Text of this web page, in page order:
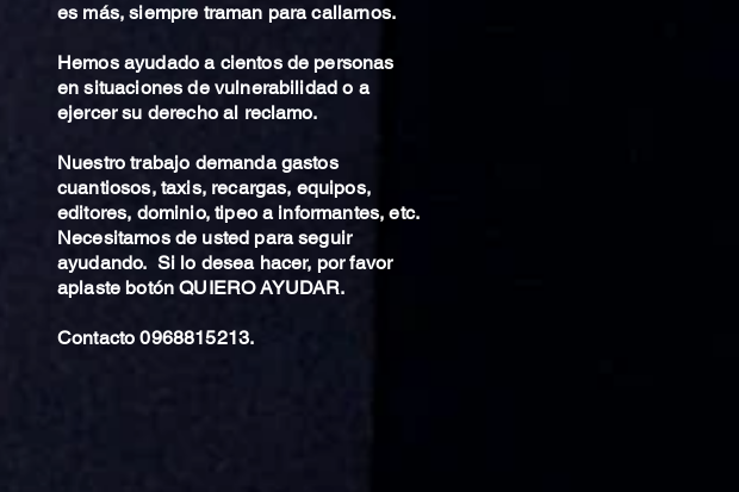
es más, siempre traman para callarnos.
Hemos ayudado a cientos de personas
en situaciones de vulnerabilidad o a
ejercer su derecho al reclamo.
Nuestro trabajo demanda gastos
cuantiosos, taxis, recargas, equipos,
editores, dominio, tipeo a informantes, etc.
Necesitamos de usted para seguir
ayudando. Si lo desea hacer, por favor
aplaste botón QUIERO AYUDAR.
Contacto 0968815213.